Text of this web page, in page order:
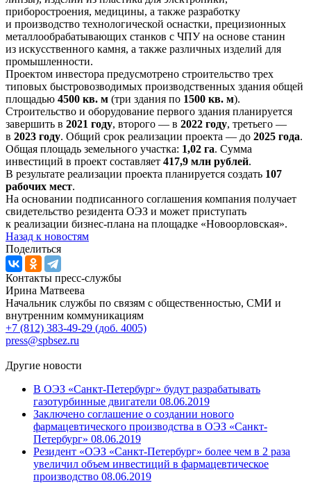
приборостроения, медицины, а также разработку
и производство технологической оснастки, прецизионных
металлообрабатывающих станков с ЧПУ на основе станин
из искусственного камня, а также различных изделий для
промышленности.
Проектом инвестора предусмотрено строительство трех
типовых быстровозводимых производственных здания общей
площадью 4500 кв. м (три здания по 1500 кв. м).
Строительство и оборудование первого здания планируется
завершить в 2021 году, второго — в 2022 году, третьего —
в 2023 году. Общий срок реализации проекта — до 2025 года.
Общая площадь земельного участка: 1,02 га. Сумма
инвестиций в проект составляет 417,9 млн рублей.
В результате реализации проекта планируется создать 107
рабочих мест.
На основании подписанного соглашения компания получает
свидетельство резидента ОЭЗ и может приступать
к реализации бизнес-плана на площадке «Новоорловская».
Назад к новостям
Поделиться
Контакты пресс-службы
Ирина Матвеева
Начальник службы по связям с общественностью, СМИ и
внутренним коммуникациям
+7 (812) 383-49-29 (доб. 4005)
press@spbsez.ru
Другие новости
В ОЭЗ «Санкт-Петербург» будут разрабатывать
газотурбинные двигатели 08.06.2019
Заключено соглашение о создании нового
фармацевтического производства в ОЭЗ «Санкт-
Петербург» 08.06.2019
Резидент «ОЭЗ «Санкт-Петербург» более чем в 2 раза
увеличил объем инвестиций в фармацевтическое
производство 08.06.2019